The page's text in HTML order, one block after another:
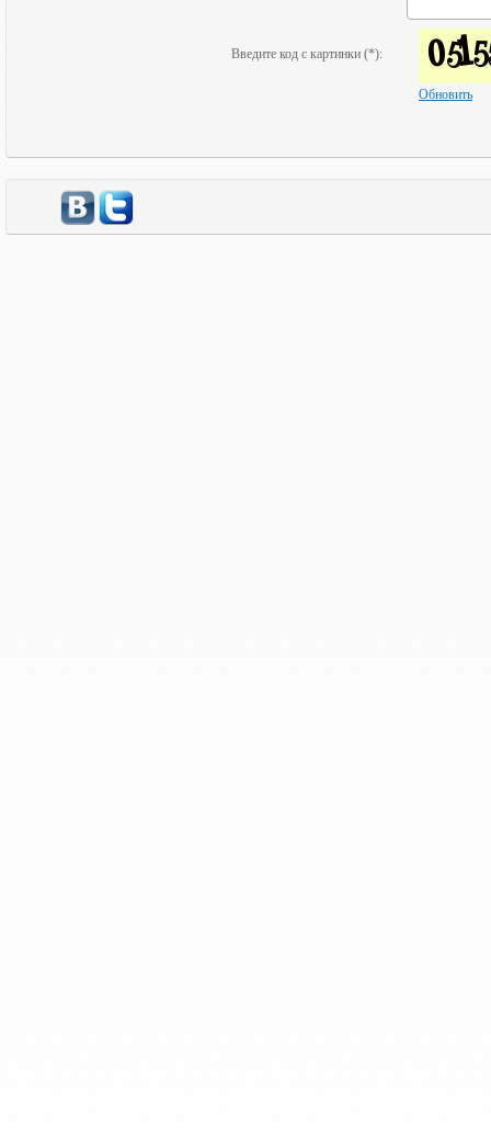
Введите код с картинки (*):
Обновить